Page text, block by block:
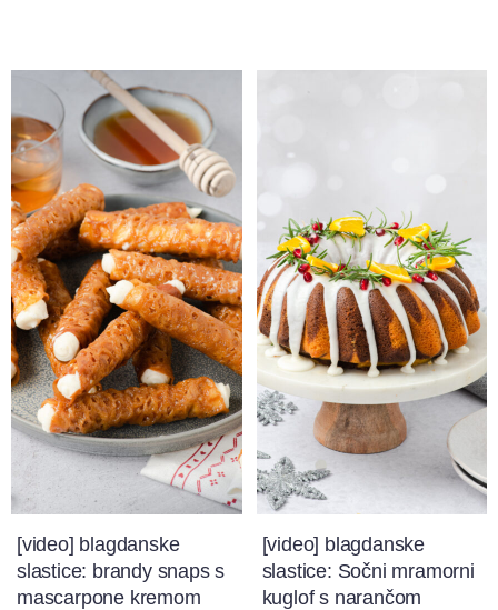
[video] blagdanske
slastice: brandy snaps s
mascarpone kremom
[video] blagdanske
slastice: Sočni mramorni
kuglof s narančom